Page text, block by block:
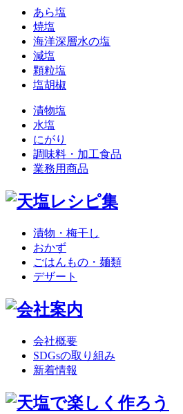
あら塩
焼塩
海洋深層水の塩
減塩
顆粒塩
塩胡椒
漬物塩
水塩
にがり
調味料・加工食品
業務用商品
漬物・梅干し
おかず
ごはんもの・麺類
デザート
会社概要
SDGsの取り組み
新着情報